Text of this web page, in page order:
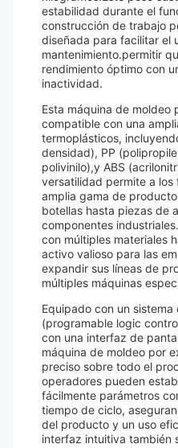
estabilidad durante el
construcción de trabajo
diseñada para facilitar el
mantenimiento.permitir
rendimiento óptimo con
inactividad.
Esta máquina de moldeo
compatible con una
termoplásticos,
densidad), PP
polivinilo),y ABS
versatilidad permite a
amplia gama de
botellas hasta piezas de
componentes
con múltiples materiales
activo valioso para las
expandir sus líneas de
múltiples máquinas
Equipado con un sistema
(programable logic
con una interfaz de
máquina de moldeo por
preciso sobre todo el
operadores pueden
fácilmente parámetros
tiempo de ciclo,
del producto y un uso
interfaz intuitiva también